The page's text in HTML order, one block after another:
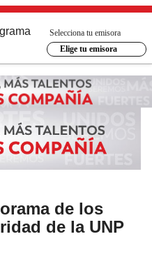
Selecciona tu emisora
Elige tu emisora
de los
de la UNP